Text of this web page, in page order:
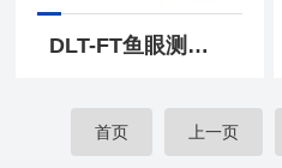
DLT-FT鱼眼测定仪
首页 上一页